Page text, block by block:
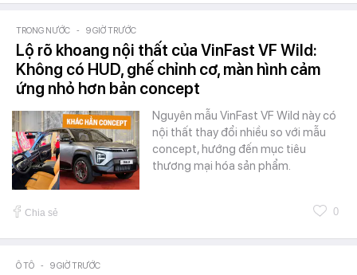
TRONG NƯỚC - 9 GIỜ TRƯỚC
Lộ rõ khoang nội thất của VinFast VF Wild:
Không có HUD, ghế chỉnh cơ, màn hình cảm
ứng nhỏ hơn bản concept
Nguyên mẫu VinFast VF Wild này có
nội thất thay đổi nhiều so với mẫu
concept, hướng đến mục tiêu
thương mại hóa sản phẩm.
Chia sẻ 0
Ô TÔ - 9 GIỜ TRƯỚC